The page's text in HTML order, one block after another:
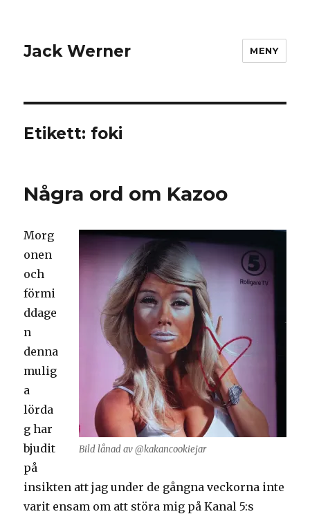
Jack Werner MENY
Etikett: foki
Några ord om Kazoo
Bild lånad av @kakancookiejar
Morg
onen
och
förmi
ddage
n
denna
mulig
a
lörda
g har
bjudit
på
insikten att jag under de gångna veckorna inte
varit ensam om att störa mig på Kanal 5:s